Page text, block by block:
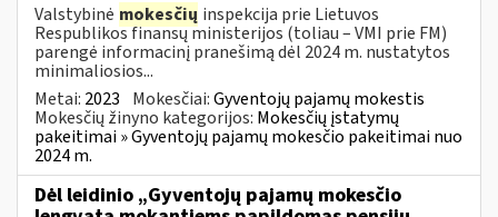
Valstybinė mokesčių inspekcija prie Lietuvos
Respublikos finansų ministerijos (toliau – VMI prie FM)
parengė informacinį pranešimą dėl 2024 m. nustatytos
minimaliosios...
Metai: 2023 Mokesčiai:Gyventojų pajamų mokestis
Mokesčių žinyno kategorijos: Mokesčių įstatymų
pakeitimai » Gyventojų pajamų mokesčio pakeitimai nuo
2024 m.
Dėl leidinio „Gyventojų pajamų mokesčio